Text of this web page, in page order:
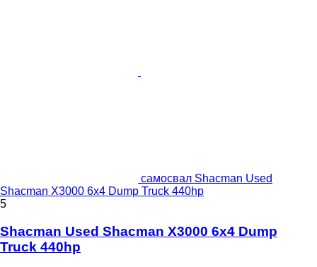
самосвал Shacman Used
Shacman X3000 6x4 Dump Truck 440hp
5
Shacman Used Shacman X3000 6x4 Dump
Truck 440hp